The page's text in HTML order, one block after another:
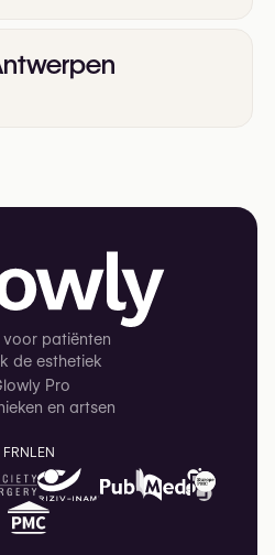
voor patiënten
de esthetiek
Pro
en artsen
FRNL EN